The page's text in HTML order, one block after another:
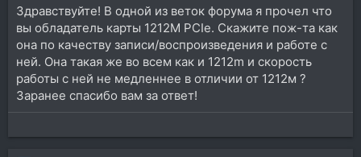
Здравствуйте! В одной из веток форума я прочел что
вы обладатель карты 1212M PCIe. Скажите пож-та как
она по качеству записи/воспроизведения и работе с
ней. Она такая же во всем как и 1212m и скорость
работы с ней не медленнее в отличии от 1212м ?
Заранее спасибо вам за ответ!